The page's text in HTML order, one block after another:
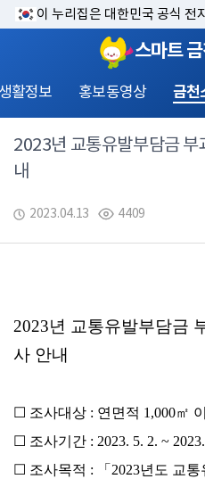
이 누리집은 대한민국 공식 전
스마트
활정보 홍보동영상 금천
2023년 교통유발부담금 부
내
2023.04.13 4409
2023년 교통유발부담금
사 안내
☐ 조사대상 : 연면적 1,000㎡
☐ 조사기간 : 2023. 5. 2. ~
☐ 조사목적 : 「2023년도 교